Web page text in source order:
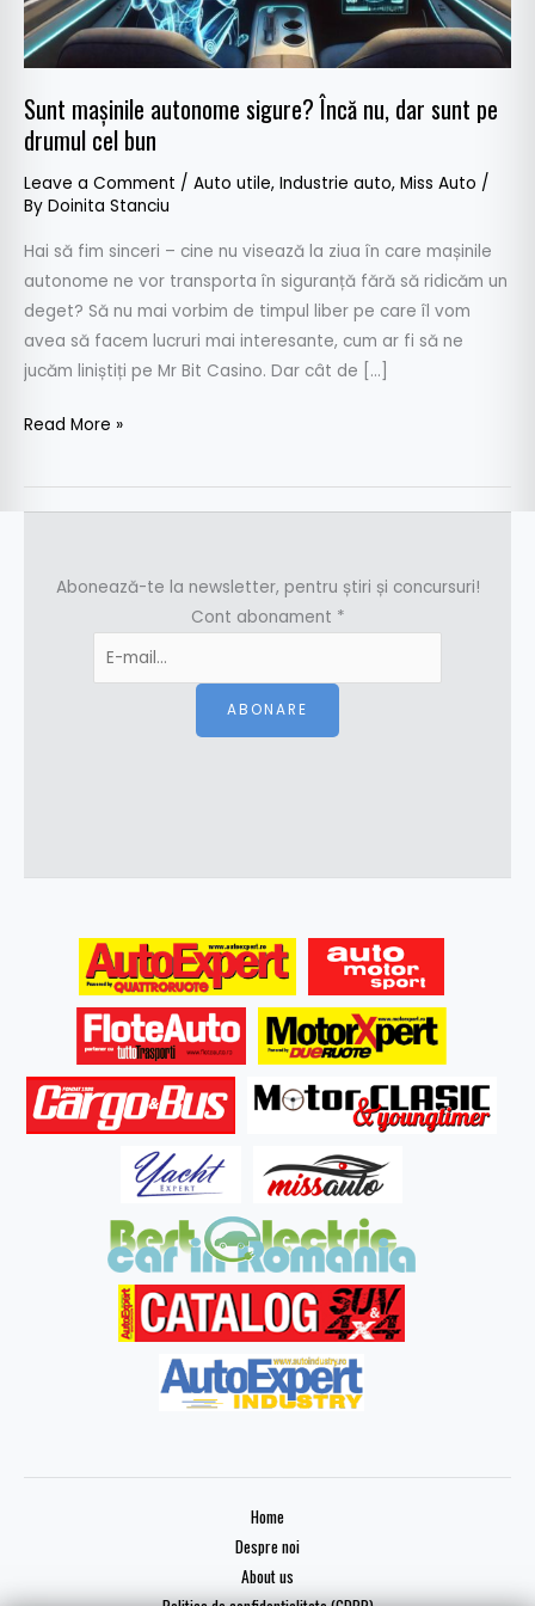
Sunt mașinile autonome sigure? Încă nu, dar sunt pe
drumul cel bun
Leave a Comment / Auto utile, Industrie auto, Miss Auto /
By Doinita Stanciu
Hai să fim sinceri – cine nu visează la ziua în care mașinile
autonome ne vor transporta în siguranță fără să ridicăm un
deget? Să nu mai vorbim de timpul liber pe care îl vom
avea să facem lucruri mai interesante, cum ar fi să ne
jucăm liniștiți pe Mr Bit Casino. Dar cât de […]
sunt
pe
drumul
cel
bun
Read More »
Abonează-te la newsletter, pentru știri și concursuri!
Cont abonament *
ABONARE
Home
Despre noi
About us